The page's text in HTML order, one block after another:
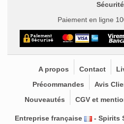
Sécurité
Paiement en ligne
A propos Contact
Précommandes
Avis
Nouveautés
CGV et
Entreprise française - Spirits